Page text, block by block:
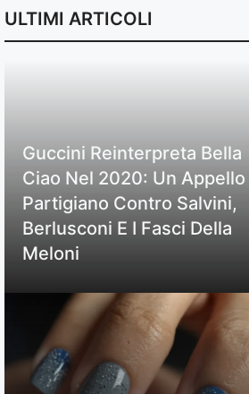
ULTIMI ARTICOLI
Guccini Reinterpreta Bella
Ciao Nel 2020: Un Appello
Partigiano Contro Salvini,
Berlusconi E I Fasci Della
Meloni